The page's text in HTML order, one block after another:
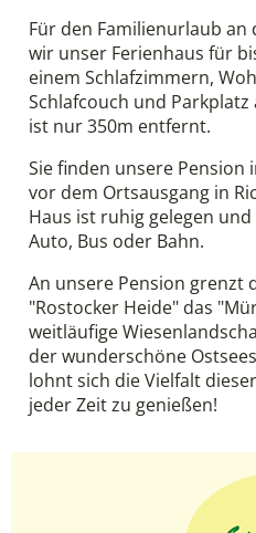
Für den Familienurlaub an
wir unser Ferienhaus für
einem Schlafzimmern,
Schlafcouch und
ist nur 350m entfernt.
Sie finden unsere
vor dem Ortsausgang in
Haus ist ruhig gelegen
Auto, Bus oder Bahn.
An unsere Pension grenzt
"Rostocker Heide" das
weitläufige
der wunderschöne
lohnt sich die Vielfalt
jeder Zeit zu genießen!